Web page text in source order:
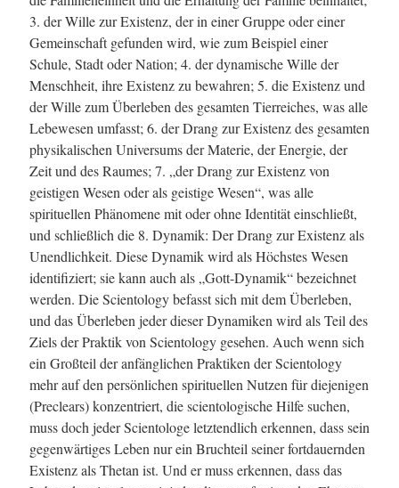
3. der Wille zur Existenz, der in einer Gruppe oder einer
Gemeinschaft gefunden wird, wie zum Beispiel einer
Schule, Stadt oder Nation; 4. der dynamische Wille der
Menschheit, ihre Existenz zu bewahren; 5. die Existenz und
der Wille zum Überleben des gesamten Tierreiches, was alle
Lebewesen umfasst; 6. der Drang zur Existenz des gesamten
physikalischen Universums der Materie, der Energie, der
Zeit und des Raumes; 7. „der Drang zur Existenz von
geistigen Wesen oder als geistige Wesen“, was alle
spirituellen Phänomene mit oder ohne Identität einschließt,
und schließlich die 8. Dynamik: Der Drang zur Existenz als
Unendlichkeit. Diese Dynamik wird als Höchstes Wesen
identifiziert; sie kann auch als „Gott-Dynamik“ bezeichnet
werden. Die Scientology befasst sich mit dem Überleben,
und das Überleben jeder dieser Dynamiken wird als Teil des
Ziels der Praktik von Scientology gesehen. Auch wenn sich
ein Großteil der anfänglichen Praktiken der Scientology
mehr auf den persönlichen spirituellen Nutzen für diejenigen
(Preclears) konzentriert, die scientologische Hilfe suchen,
muss doch jeder Scientologe letztendlich erkennen, dass sein
gegenwärtiges Leben nur ein Bruchteil seiner fortdauernden
Existenz als Thetan ist. Und er muss erkennen, dass das